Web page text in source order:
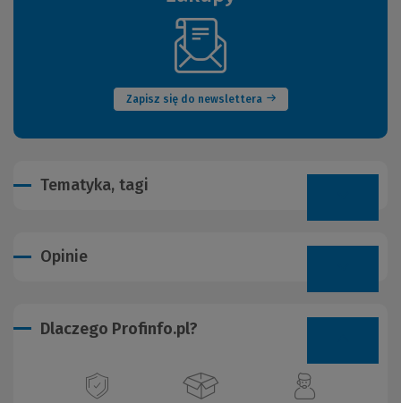
Zapisz się do newslettera
(Nowe
okno)
Tematyka, tagi
Opinie
Dlaczego Profinfo.pl?